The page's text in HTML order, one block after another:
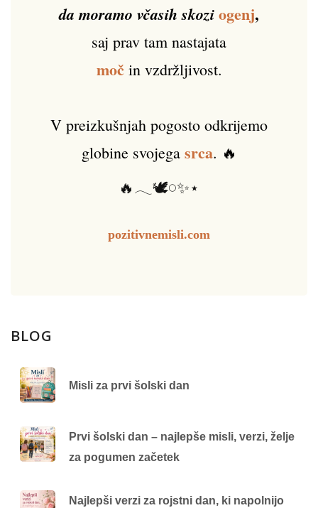
da moramo včasih skoziogenj,
saj prav tam nastajata
močin vzdržljivost.
V preizkušnjah pogosto odkrijemo
globine svojega srca. 🔥
🔥𓂃🕊️𓏸✨⋆
pozitivnemisli.com
BLOG
Misli za prvi šolski dan
Prvi šolski dan – najlepše misli, verzi, želje
za pogumen začetek
Najlepši verzi za rojstni dan, ki napolnijo